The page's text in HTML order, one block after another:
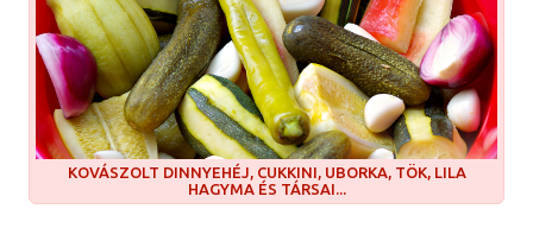
KOVÁSZOLT DINNYEHÉJ, CUKKINI, UBORKA, TÖK, LILA
HAGYMA ÉS TÁRSAI...